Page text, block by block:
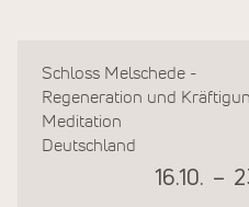
Schloss Melschede -
Regeneration und
Meditation
Deutschland
16.10. –